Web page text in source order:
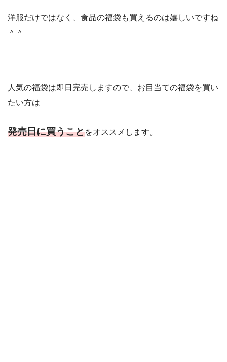
洋服だけではなく、食品の福袋も買えるのは嬉しいですね
＾＾
人気の福袋は即日完売しますので、お目当ての福袋を買い
たい方は
発売日に買うことをオススメします。